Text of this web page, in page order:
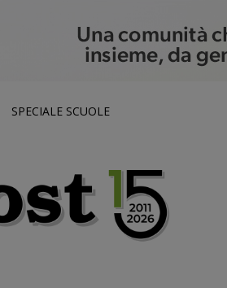
SPECIALE SCUOLE